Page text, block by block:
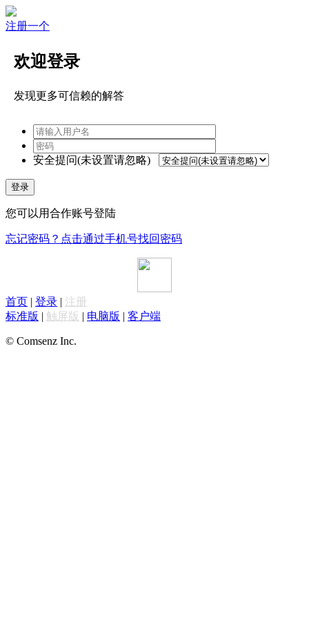
注册一个
欢迎登录
发现更多可信赖的解答
安全提问(未设置请忽略)
登录
您可以用合作账号登陆
忘记密码？点击通过手机号找回密码
首页 | 登录 | 注册
标准版 | 触屏版 | 电脑版 | 客户端
© Comsenz Inc.